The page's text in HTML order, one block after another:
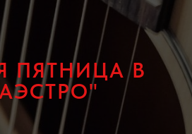
ПЯТНИЦА В